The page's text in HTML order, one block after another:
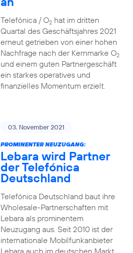
Telefónica / O2hat im dritten
Quartal des Geschäftsjahres 2021
erneut getrieben von einer hohen
Nachfrage nach der Kernmarke O2
und einem guten Partnergeschäft
ein starkes operatives und
finanzielles Momentum erzielt.
03. November 2021
PROMINENTER NEUZUGANG:
Lebara wird Partner
der Telefónica
Deutschland
Telefónica Deutschland baut ihre
Wholesale-Partnerschaften mit
Lebara als prominentem
Neuzugang aus. Seit 2010 ist der
internationale Mobilfunkanbieter
Lebara auch im deutschen Markt